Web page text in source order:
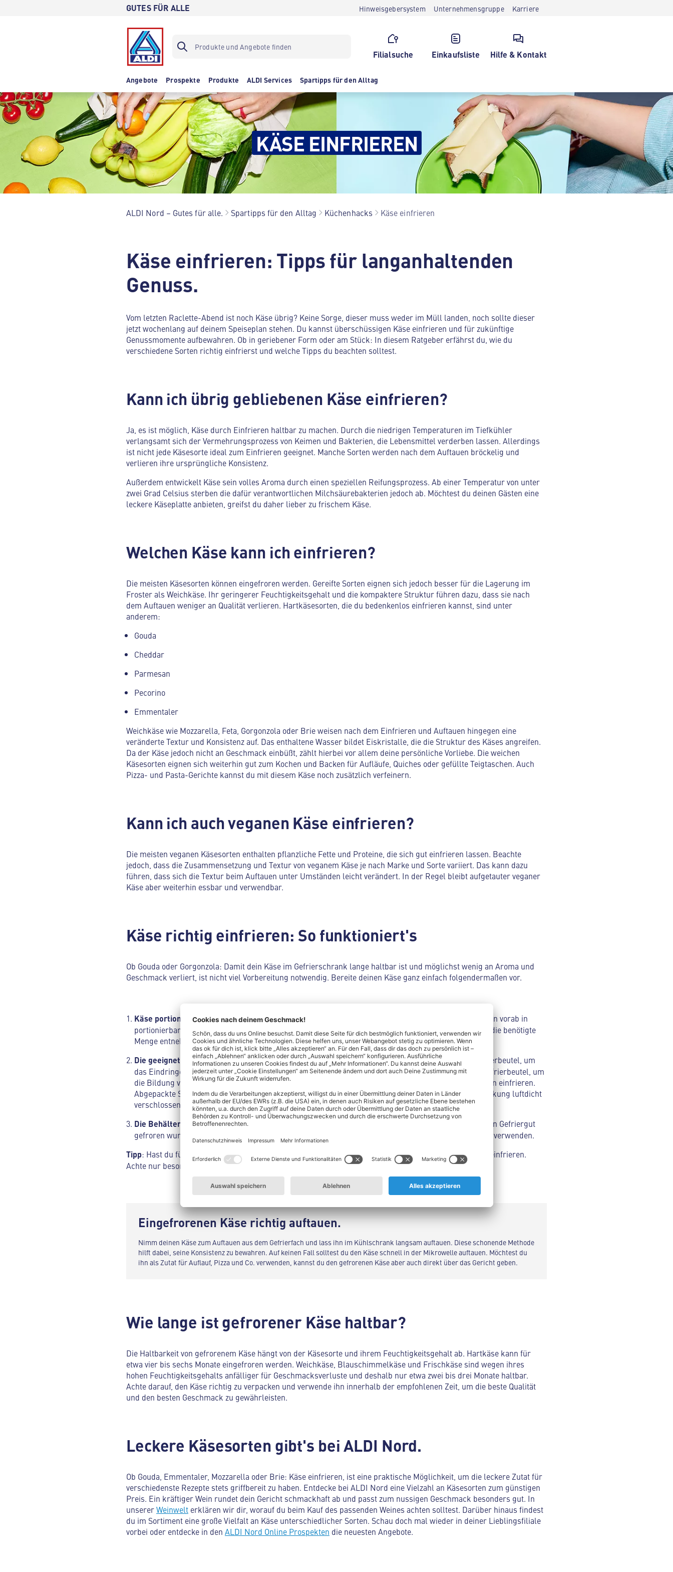
GUTES FÜR ALLE Hinweisgebersystem Unternehmensgruppe Karriere
Filialsuche Einkaufsliste Hilfe & Kontakt
Angebote Prospekte Produkte ALDI Services Spartipps für den Alltag
KÄSE EINFRIEREN
ALDI Nord – Gutes für alle. Spartipps für den Alltag Küchenhacks Käse einfrieren
Käse einfrieren: Tipps für langanhaltenden
Genuss.
Vom letzten Raclette-Abend ist noch Käse übrig? Keine Sorge, dieser muss weder im Müll landen, noch sollte dieser
jetzt wochenlang auf deinem Speiseplan stehen. Du kannst überschüssigen Käse einfrieren und für zukünftige
Genussmomente aufbewahren. Ob in geriebener Form oder am Stück: In diesem Ratgeber erfährst du, wie du
verschiedene Sorten richtig einfrierst und welche Tipps du beachten solltest.
Kann ich übrig gebliebenen Käse einfrieren?
Ja, es ist möglich, Käse durch Einfrieren haltbar zu machen. Durch die niedrigen Temperaturen im Tiefkühler
verlangsamt sich der Vermehrungsprozess von Keimen und Bakterien, die Lebensmittel verderben lassen. Allerdings
ist nicht jede Käsesorte ideal zum Einfrieren geeignet. Manche Sorten werden nach dem Auftauen bröckelig und
verlieren ihre ursprüngliche Konsistenz.
Außerdem entwickelt Käse sein volles Aroma durch einen speziellen Reifungsprozess. Ab einer Temperatur von unter
zwei Grad Celsius sterben die dafür verantwortlichen Milchsäurebakterien jedoch ab. Möchtest du deinen Gästen eine
leckere Käseplatte anbieten, greifst du daher lieber zu frischem Käse.
Welchen Käse kann ich einfrieren?
Die meisten Käsesorten können eingefroren werden. Gereifte Sorten eignen sich jedoch besser für die Lagerung im
Froster als Weichkäse. Ihr geringerer Feuchtigkeitsgehalt und die kompaktere Struktur führen dazu, dass sie nach
dem Auftauen weniger an Qualität verlieren. Hartkäsesorten, die du bedenkenlos einfrieren kannst, sind unter
anderem:
Gouda
Cheddar
Parmesan
Pecorino
Emmentaler
Weichkäse wie Mozzarella, Feta, Gorgonzola oder Brie weisen nach dem Einfrieren und Auftauen hingegen eine
veränderte Textur und Konsistenz auf. Das enthaltene Wasser bildet Eiskristalle, die die Struktur des Käses angreifen.
Da der Käse jedoch nicht an Geschmack einbüßt, zählt hierbei vor allem deine persönliche Vorliebe. Die weichen
Käsesorten eignen sich weiterhin gut zum Kochen und Backen für Aufläufe, Quiches oder gefüllte Teigtaschen. Auch
Pizza- und Pasta-Gerichte kannst du mit diesem Käse noch zusätzlich verfeinern.
Kann ich auch veganen Käse einfrieren?
Die meisten veganen Käsesorten enthalten pflanzliche Fette und Proteine, die sich gut einfrieren lassen. Beachte
jedoch, dass die Zusammensetzung und Textur von veganem Käse je nach Marke und Sorte variiert. Das kann dazu
führen, dass sich die Textur beim Auftauen unter Umständen leicht verändert. In der Regel bleibt aufgetauter veganer
Käse aber weiterhin essbar und verwendbar.
Käse richtig einfrieren: So funktioniert's
Ob Gouda oder Gorgonzola: Damit dein Käse im Gefrierschrank lange haltbar ist und möglichst wenig an Aroma und
Geschmack verliert, ist nicht viel Vorbereitung notwendig. Bereite deinen Käse ganz einfach folgendermaßen vor.
Käse portionieren: Grundsätzlich kannst du Käse am Stück einfrieren. Es ist aber empfehlenswert, ihn vorab in
portionierbare Stücke zu schneiden. Dadurch erleichterst du das spätere Auftauen und kannst genau die benötigte
Menge entnehmen, ohne das ganze Stück auftauen zu müssen.
Die geeignete Verpackung wählen: Verwende zum Einfrieren von Käse luftdichte Behälter oder Gefrierbeutel, um
das Eindringen von Luft und Feuchtigkeit zu verhindern. Entferne so viel Luft wie möglich aus dem Gefrierbeutel, um
die Bildung von Gefrierbrand zu vermeiden. Alternativ kannst du den Käse auch vakuumieren und dann einfrieren.
Abgepackte Stücken können ebenfalls eingefroren werden. Achte aber darauf, dass die Originalverpackung luftdicht
verschlossen ist.
Die Behälter beschriften und datieren
: Versehe die Behälter oder Beutel mit dem Datum, an dem dein Gefriergut
gefroren wurde. So behältst du den Überblick über die Haltbarkeit und kannst ältere Portionen zuerst verwenden.
Tipp: Hast du für deine Pasta zu viel Parmesan gerieben? Auch geriebenen Käse kannst du problemlos einfrieren.
Achte nur besonders gut darauf, dass du möglichst viel Luft aus dem Gefrierbeutel entfernst.
Eingefrorenen Käse richtig auftauen.
Nimm deinen Käse zum Auftauen aus dem Gefrierfach und lass ihn im Kühlschrank langsam auftauen. Diese schonende Methode
hilft dabei, seine Konsistenz zu bewahren. Auf keinen Fall solltest du den Käse schnell in der Mikrowelle auftauen. Möchtest du
ihn als Zutat für Auflauf, Pizza und Co. verwenden, kannst du den gefrorenen Käse aber auch direkt über das Gericht geben.
Wie lange ist gefrorener Käse haltbar?
Die Haltbarkeit von gefrorenem Käse hängt von der Käsesorte und ihrem Feuchtigkeitsgehalt ab. Hartkäse kann für
etwa vier bis sechs Monate eingefroren werden. Weichkäse, Blauschimmelkäse und Frischkäse sind wegen ihres
hohen Feuchtigkeitsgehalts anfälliger für Geschmacksverluste und deshalb nur etwa zwei bis drei Monate haltbar.
Achte darauf, den Käse richtig zu verpacken und verwende ihn innerhalb der empfohlenen Zeit, um die beste Qualität
und den besten Geschmack zu gewährleisten.
Leckere Käsesorten gibt's bei ALDI Nord.
Ob Gouda, Emmentaler, Mozzarella oder Brie: Käse einfrieren, ist eine praktische Möglichkeit, um die leckere Zutat für
verschiedenste Rezepte stets griffbereit zu haben. Entdecke bei ALDI Nord eine Vielzahl an Käsesorten zum günstigen
Preis. Ein kräftiger Wein rundet dein Gericht schmackhaft ab und passt zum nussigen Geschmack besonders gut. In
unsererWeinwelt erklären wir dir, worauf du beim Kauf des passenden Weines achten solltest. Darüber hinaus findest
du im Sortiment eine große Vielfalt an Käse unterschiedlicher Sorten. Schau doch mal wieder in deiner Lieblingsfiliale
vorbei oder entdecke in den ALDI Nord Online Prospekten die neuesten Angebote.